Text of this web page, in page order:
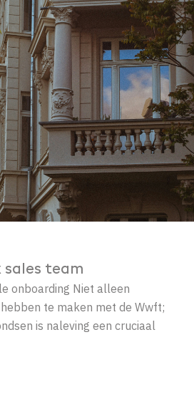
sales team
onboarding Niet alleen
te maken met de Wwft;
is naleving een cruciaal